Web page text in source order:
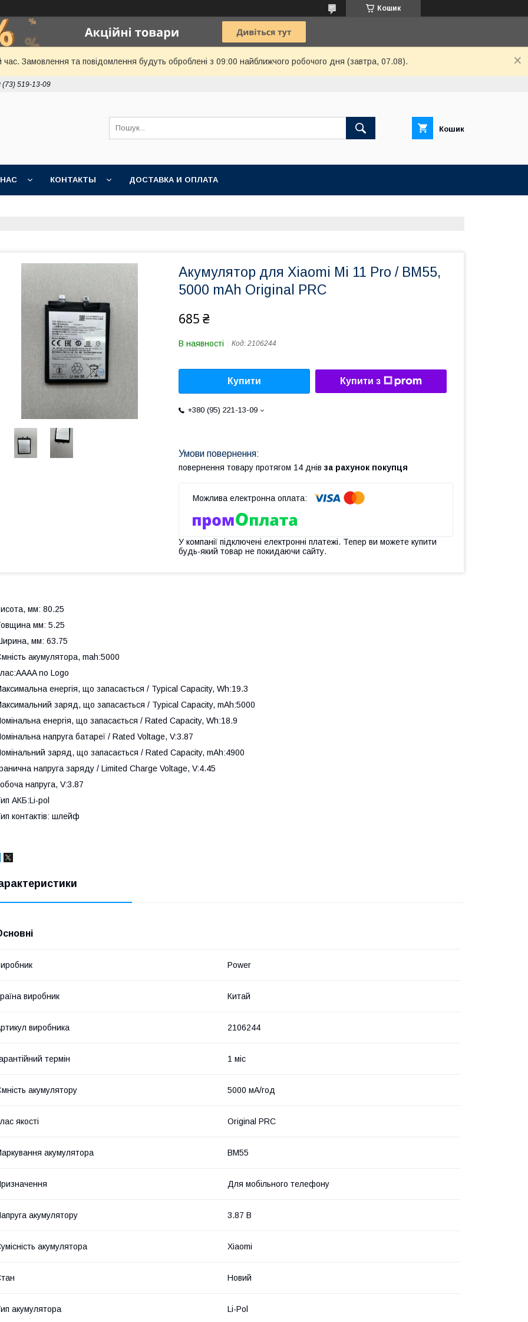
Кошик
час. Замовлення та повідомлення будуть оброблені з 09:00 найближчого робочого дня (завтра, 07.08).
(73) 519-13-09
Кошик
КОНТАКТЫ ДОСТАВКА И ОПЛАТА
Акумулятор для Xiaomi Mi 11 Pro / BM55,
5000 mAh Original PRC
685 ₴
В наявності Код: 2106244
Купити Купити з
+380 (95) 221-13-09
повернення товару протягом 14 днів за рахунок покупця
У компанії підключені електронні платежі. Тепер ви можете купити
будь-який товар не покидаючи сайту.
мм: 80.25
мм: 5.25
мм: 63.75
акумулятора, mah:5000
no Logo
енергія, що запасається / Typical Capacity, Wh:19.3
заряд, що запасається / Typical Capacity, mAh:5000
енергія, що запасається / Rated Capacity, Wh:18.9
напруга батареї / Rated Voltage, V:3.87
заряд, що запасається / Rated Capacity, mAh:4900
напруга заряду / Limited Charge Voltage, V:4.45
напруга, V:3.87
АКБ:Li-pol
контактів: шлейф
Power
виробник Китай
виробника 2106244
термін 1 міс
акумулятору 5000 мА/год
якості Original PRC
акумулятора BM55
Для мобільного телефону
акумулятору 3.87 В
акумулятора Xiaomi
Новий
акумулятора Li-Pol